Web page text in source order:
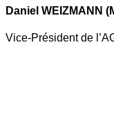
Daniel WEIZMANN
Vice-Président de